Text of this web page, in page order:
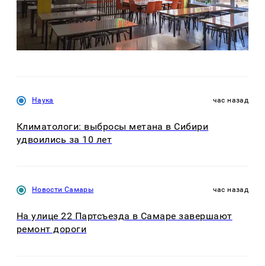
Наука час назад
Климатологи: выбросы метана в Сибири
удвоились за 10 лет
Новости Самары час назад
На улице 22 Партсъезда в Самаре завершают
ремонт дороги